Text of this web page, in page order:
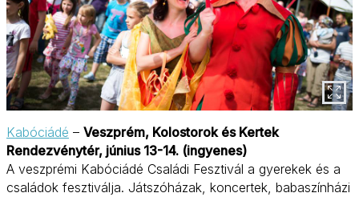
Kabóciádé – Veszprém, Kolostorok és Kertek
Rendezvénytér, június 13-14. (ingyenes)
A veszprémi Kabóciádé Családi Fesztivál a gyerekek és a
családok fesztiválja. Játszóházak, koncertek, babaszínházi